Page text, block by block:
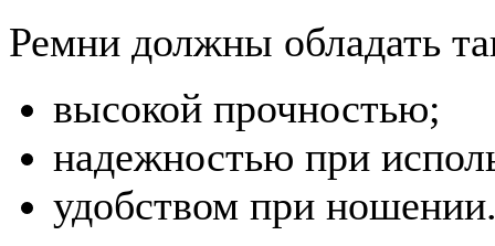
Ремни должны обладать
высокой прочностью;
надежностью при
удобством при